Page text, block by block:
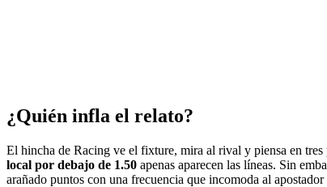
¿Quién infla el relato?
El hincha de Racing ve el fixture, mira al rival y piensa en
local por debajo de 1.50 apenas aparecen las líneas. Sin
arañado puntos con una frecuencia que incomoda al apostador